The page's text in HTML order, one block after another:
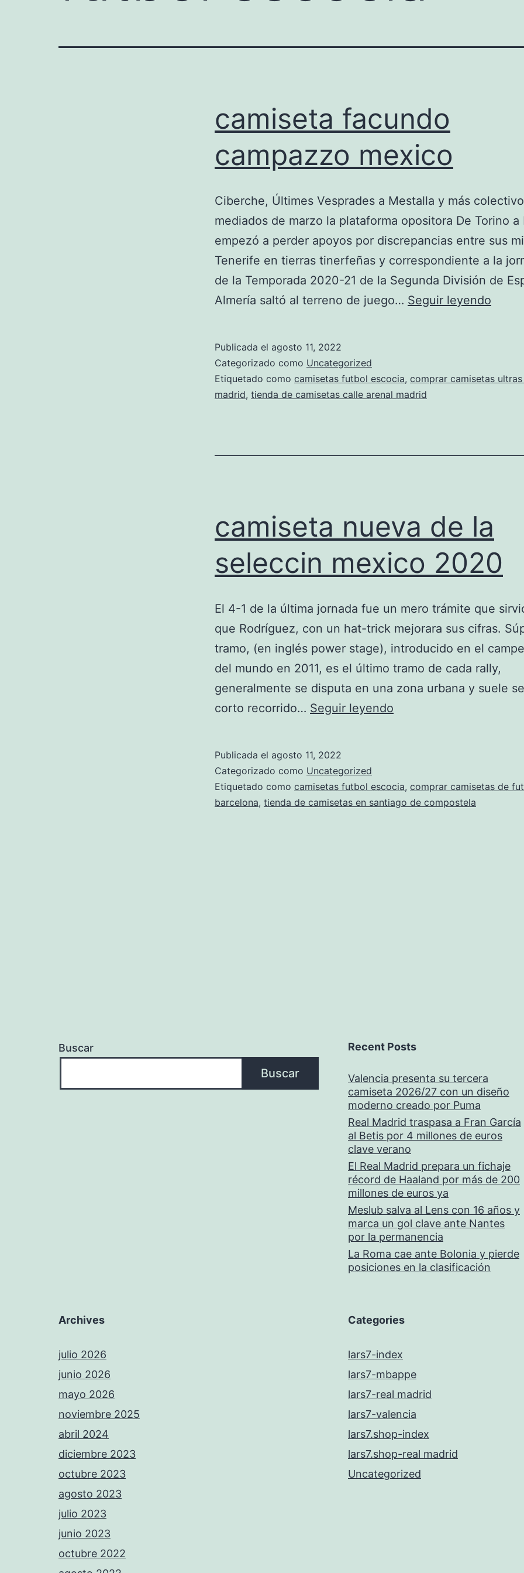
camiseta facundo
campazzo mexico
Ciberche, Últimes Vesprades a Mestalla y más
mediados de marzo la plataforma opositora De Torino a
empezó a perder apoyos por discrepancias entre sus
Tenerife en tierras tinerfeñas y correspondiente a la
de la Temporada 2020-21 de la Segunda División de
Almería saltó al terreno de juego… Seguir leyendo
Publicada el agosto 11, 2022
Categorizado como Uncategorized
Etiquetado como camisetas futbol escocia, comprar camisetas ultras
madrid, tienda de camisetas calle arenal madrid
camiseta nueva de la
seleccin mexico 2020
El 4-1 de la última jornada fue un mero trámite que
que Rodríguez, con un hat-trick mejorara sus cifras.
tramo, (en inglés power stage), introducido en el
del mundo en 2011, es el último tramo de cada rally,
generalmente se disputa en una zona urbana y suele
corto recorrido… Seguir leyendo
seleccin
mexico
Publicada el agosto 11, 2022
Categorizado como Uncategorized
Etiquetado como camisetas futbol escocia, comprar camisetas de
barcelona, tienda de camisetas en santiago de compostela
Buscar
Buscar
Recent Posts
Valencia presenta su tercera
camiseta 2026/27 con un diseño
moderno creado por Puma
Real Madrid traspasa a Fran García
al Betis por 4 millones de euros
clave verano
El Real Madrid prepara un fichaje
récord de Haaland por más de 200
millones de euros ya
Meslub salva al Lens con 16 años y
marca un gol clave ante Nantes
por la permanencia
La Roma cae ante Bolonia y pierde
posiciones en la clasificación
Archives
julio 2026
junio 2026
mayo 2026
noviembre 2025
abril 2024
diciembre 2023
octubre 2023
agosto 2023
julio 2023
junio 2023
octubre 2022
Categories
lars7-index
lars7-mbappe
lars7-real madrid
lars7-valencia
lars7.shop-index
lars7.shop-real madrid
Uncategorized